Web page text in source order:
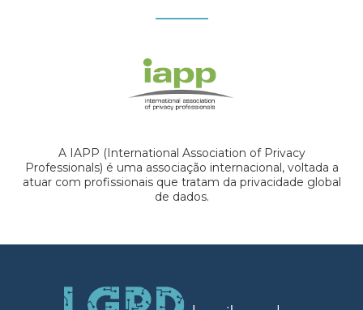
A IAPP (International Association of Privacy
Professionals) é uma associação internacional, voltada a
atuar com profissionais que tratam da privacidade global
de dados.